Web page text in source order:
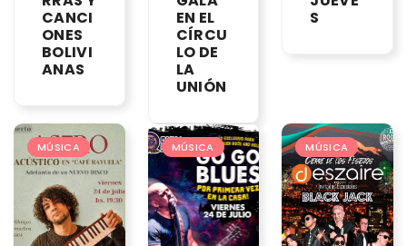
CANCI
ONES
BOLIVI
ANAS
EN EL
CÍRCU
LO DE
LA
UNIÓN
S
MÚSICA MÚSICA MÚSICA